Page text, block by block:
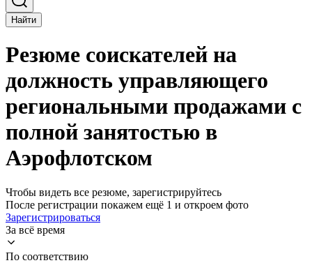
Найти
Резюме соискателей на
должность управляющего
региональными продажами с
полной занятостью в
Аэрофлотском
Чтобы видеть все резюме, зарегистрируйтесь
После регистрации покажем ещё 1 и откроем фото
Зарегистрироваться
За всё время
По соответствию